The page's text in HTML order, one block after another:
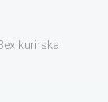
kurirska